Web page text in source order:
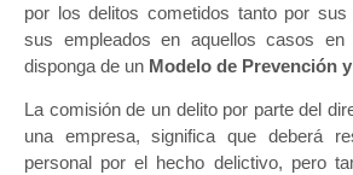
por los delitos cometidos tanto por
sus empleados en aquellos casos
disponga de un Modelo de Prevención
La comisión de un delito por parte del
una empresa, significa que deberá
personal por el hecho delictivo, pero